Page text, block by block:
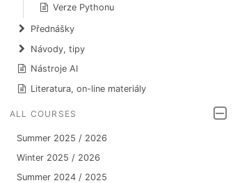
Verze Pythonu
Přednášky
Návody, tipy
Nástroje AI
Literatura, on-line materiály
ALL COURSES
Summer 2025 / 2026
Winter 2025 / 2026
Summer 2024 / 2025